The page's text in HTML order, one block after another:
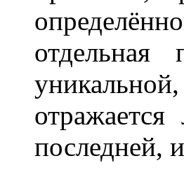
отдельная
последней,